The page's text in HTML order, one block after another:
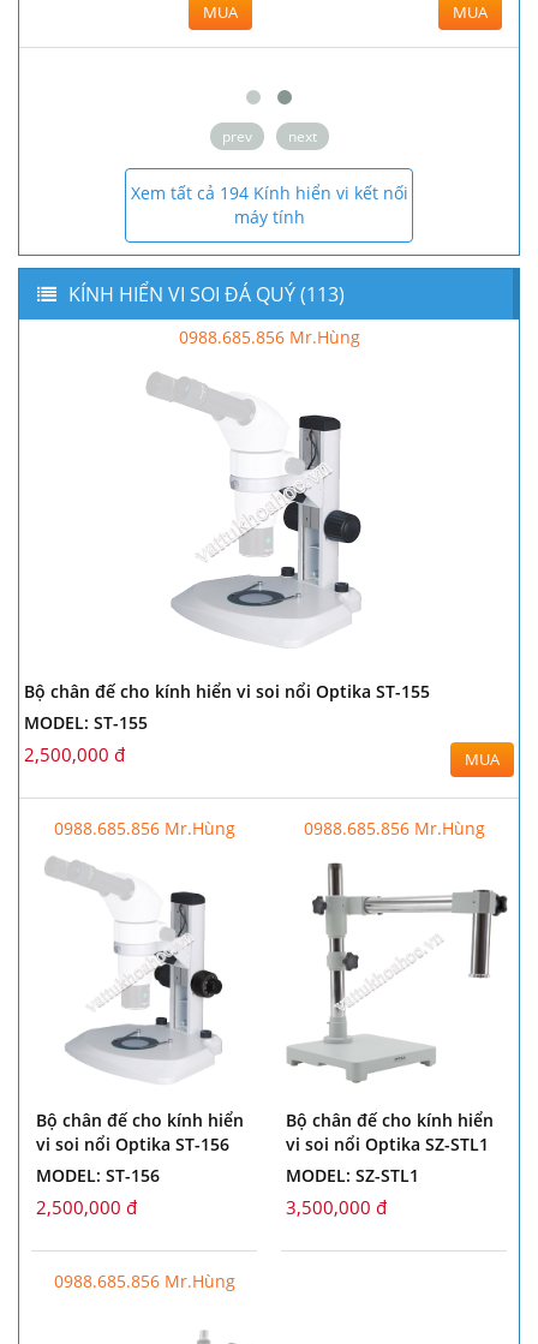
MUA MUA
prev next
Xem tất cả 194 Kính hiển vi kết nối
máy tính
KÍNH HIỂN VI SOI ĐÁ QUÝ (113)
0988.685.856 Mr.Hùng
Bộ chân đế cho kính hiển vi soi nổi Optika ST-155
MODEL: ST-155
2,500,000 đ MUA
0988.685.856 Mr.Hùng
Bộ chân đế cho kính hiển
vi soi nổi Optika ST-156
MODEL: ST-156
2,500,000 đ
0988.685.856 Mr.Hùng
Bộ chân đế cho kính hiển
vi soi nổi Optika SZ-STL1
MODEL: SZ-STL1
3,500,000 đ
0988.685.856 Mr.Hùng